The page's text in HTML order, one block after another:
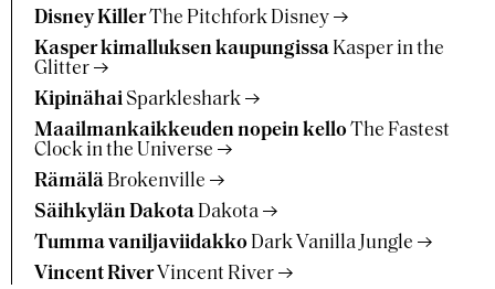
Disney KillerThe Pitchfork Disney
Kasper kimalluksen kaupungissa Kasper in the
Glitter
KipinähaiSparkleshark
Maailmankaikkeuden nopein kelloThe Fastest
Clock in the Universe
Rämälä Brokenville
Säihkylän Dakota Dakota
Tumma vaniljaviidakko Dark Vanilla Jungle
Vincent River Vincent River